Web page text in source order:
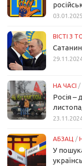
03.01.2025
ВІСТІ З
НА ЧАСІ /
Росія –
АБЗАЦ /
У